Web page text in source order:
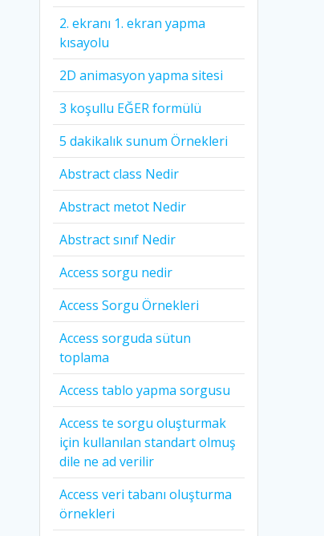
2. ekranı 1. ekran yapma
kısayolu
2D animasyon yapma sitesi
3 koşullu EĞER formülü
5 dakikalık sunum Örnekleri
Abstract class Nedir
Abstract metot Nedir
Abstract sınıf Nedir
Access sorgu nedir
Access Sorgu Örnekleri
Access sorguda sütun
toplama
Access tablo yapma sorgusu
Access te sorgu oluşturmak
için kullanılan standart olmuş
dile ne ad verilir
Access veri tabanı oluşturma
örnekleri